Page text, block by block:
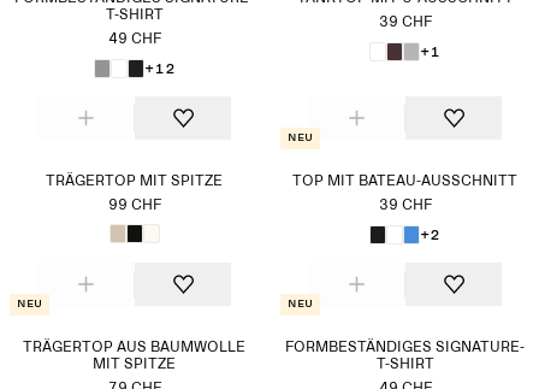
T-SHIRT
49 CHF
+12
39 CHF
+1
TRÄGERTOP MIT SPITZE
99 CHF
Neu
TOP MIT BATEAU-AUSSCHNITT
39 CHF
+2
Neu
TRÄGERTOP AUS BAUMWOLLE
MIT SPITZE
Neu
FORMBESTÄNDIGES SIGNATURE-
T-SHIRT